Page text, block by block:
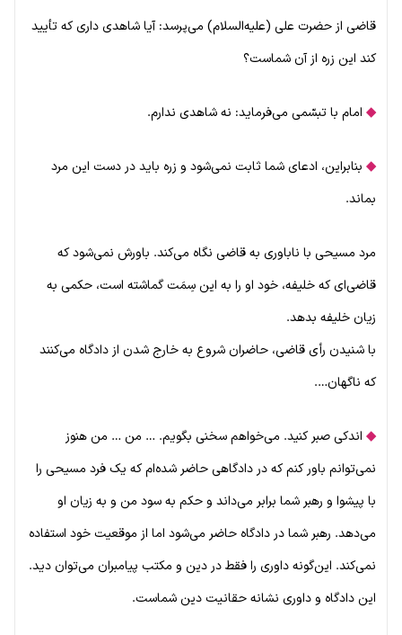
قاضی از حضرت علی (علیه‌السلام) می‌پرسد: آیا شاهدی داری که تأیید
کند این زره از آن شماست؟
◆ امام با تبسّمی می‌فرماید: نه شاهدی ندارم.
◆ بنابراین، ادعای شما ثابت نمی‌شود و زره باید در دست این مرد
بماند.
مرد مسیحی با ناباوری به قاضی نگاه می‌کند. باورش نمی‌شود که
قاضی‌ای که خلیفه، خود او را به این سِمَت گماشته است، حکمی به
زیان خلیفه بدهد.
با شنیدن رأی قاضی، حاضران شروع به خارج شدن از دادگاه می‌کنند
که ناگهان….
◆ اندکی صبر کنید. می‌خواهم سخنی بگویم. … من … من هنوز
نمی‌توانم باور کنم که در دادگاهی حاضر شده‌ام که یک فرد مسیحی را
با پیشوا و رهبر شما برابر می‌داند و حکم به سود من و به زیان او
می‌دهد. رهبر شما در دادگاه حاضر می‌شود اما از موقعیت خود استفاده
نمی‌کند. این‌گونه داوری را فقط در دین و مکتب پیامبران می‌توان دید.
این دادگاه و داوری نشانه حقانیت دین شماست.